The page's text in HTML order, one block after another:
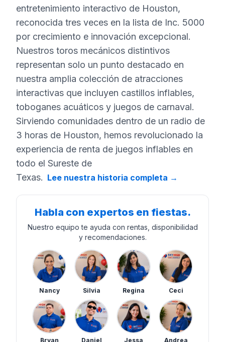
entretenimiento interactivo de Houston,
reconocida tres veces en la lista de Inc. 5000
por crecimiento e innovación excepcional.
Nuestros toros mecánicos distintivos
representan solo un punto destacado en
nuestra amplia colección de atracciones
interactivas que incluyen castillos inflables,
toboganes acuáticos y juegos de carnaval.
Sirviendo comunidades dentro de un radio de
3 horas de Houston, hemos revolucionado la
experiencia de renta de juegos inflables en
todo el Sureste de
Texas. Lee nuestra historia completa →
Habla con expertos en fiestas.
Nuestro equipo te ayuda con rentas, disponibilidad
y recomendaciones.
Nancy Silvia Regina Ceci
Bryan Daniel Jessa Andrea